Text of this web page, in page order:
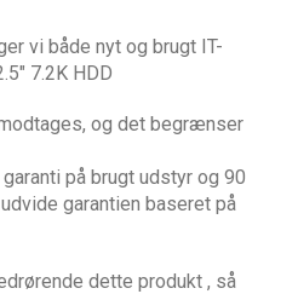
vi både nyt og brugt IT-
7.2K HDD
og det begrænser
på brugt udstyr og 90
garantien baseret på
dette produkt , så